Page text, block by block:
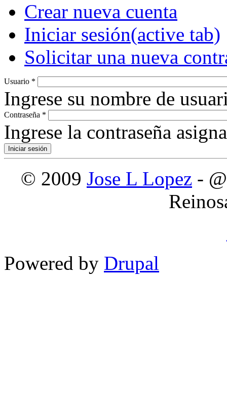
Crear nueva cuenta
Iniciar sesión(active tab)
Solicitar una nueva
Usuario *
Ingrese su nombre de
Contraseña *
Ingrese la contraseña
© 2009 Jose L Lopez -
Powered by Drupal